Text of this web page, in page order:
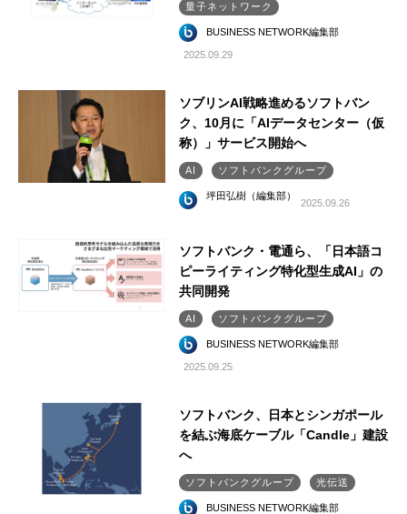
量子ネットワーク
BUSINESS NETWORK編集部
2025.09.29
ソブリンAI戦略進めるソフトバン
ク、10月に「AIデータセンター（仮
称）」サービス開始へ
AI ソフトバンクグループ
坪田弘樹（編集部）
2025.09.26
ソフトバンク・電通ら、「日本語コ
ピーライティング特化型生成AI」の
共同開発
AI ソフトバンクグループ
BUSINESS NETWORK編集部
2025.09.25
ソフトバンク、日本とシンガポール
を結ぶ海底ケーブル「Candle」建設
へ
ソフトバンクグループ 光伝送
BUSINESS NETWORK編集部